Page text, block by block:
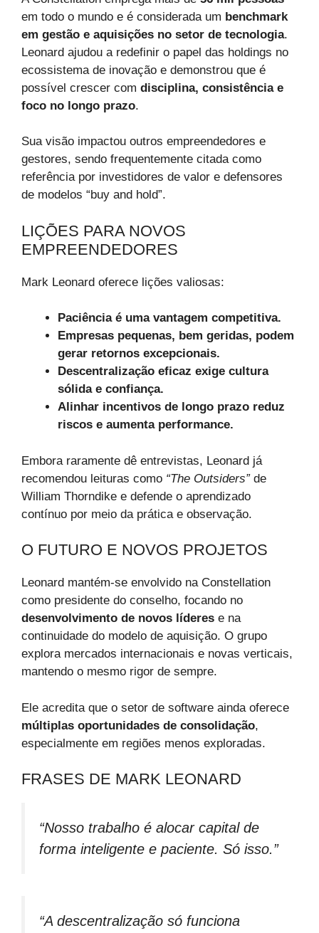
em todo o mundo e é considerada um benchmark
em gestão e aquisições no setor de tecnologia.
Leonard ajudou a redefinir o papel das holdings no
ecossistema de inovação e demonstrou que é
possível crescer com disciplina, consistência e
foco no longo prazo.
Sua visão impactou outros empreendedores e
gestores, sendo frequentemente citada como
referência por investidores de valor e defensores
de modelos “buy and hold”.
LIÇÕES PARA NOVOS
EMPREENDEDORES
Mark Leonard oferece lições valiosas:
Paciência é uma vantagem competitiva.
Empresas pequenas, bem geridas, podem
gerar retornos excepcionais.
Descentralização eficaz exige cultura
sólida e confiança.
Alinhar incentivos de longo prazo reduz
riscos e aumenta performance.
Embora raramente dê entrevistas, Leonard já
recomendou leituras como “The Outsiders”de
William Thorndike e defende o aprendizado
contínuo por meio da prática e observação.
O FUTURO E NOVOS PROJETOS
Leonard mantém-se envolvido na Constellation
como presidente do conselho, focando no
desenvolvimento de novos líderes e na
continuidade do modelo de aquisição. O grupo
explora mercados internacionais e novas verticais,
mantendo o mesmo rigor de sempre.
Ele acredita que o setor de software ainda oferece
múltiplas oportunidades de consolidação,
especialmente em regiões menos exploradas.
FRASES DE MARK LEONARD
“Nosso trabalho é alocar capital de
forma inteligente e paciente. Só isso.”
“A descentralização só funciona